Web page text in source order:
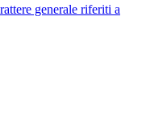
generale riferiti a